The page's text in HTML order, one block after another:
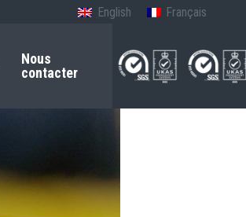
English Français
Nous
contacter